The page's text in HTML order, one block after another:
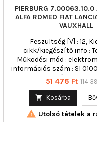
PIERBURG 7.00063.10.0
ALFA ROMEO FIAT
VAUXHALL
Feszültség [V] : 12,
cikk/kiegészítő info :
Működési mód :
információs szám : SI
Ár
51 476 Ft 114
 Kosárba
 Utolsó tételek a